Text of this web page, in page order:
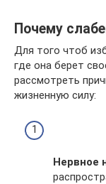
Почему
Для того чтоб
где она берет
рассмотреть
жизненную силу:
Нервное